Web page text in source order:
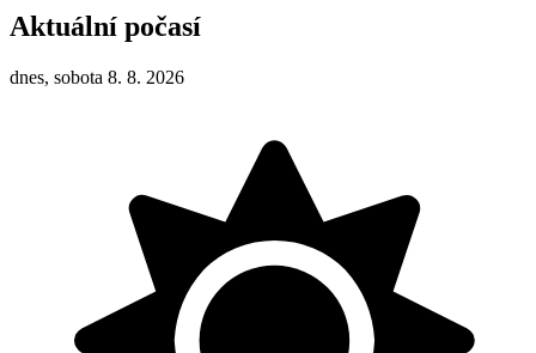
Aktuální počasí
dnes, sobota 8. 8. 2026